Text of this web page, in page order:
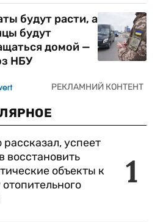
будут расти, а
будут
домой —
НБУ
1
рассказал, успеет
восстановить
объекты к
отопительного